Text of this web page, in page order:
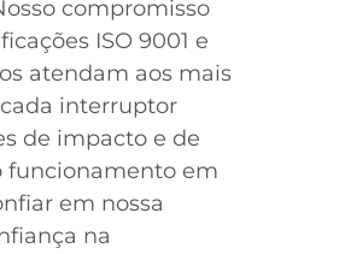
compromisso
ISO 9001 e
atendam aos mais
interruptor
de impacto e de
funcionamento em
em nossa
na